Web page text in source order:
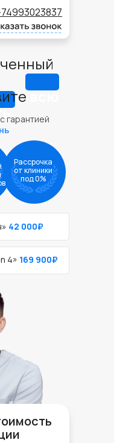
всю
гарантией
42 000₽
4» 169 900₽
Рассрочка
от клиники
под 0%